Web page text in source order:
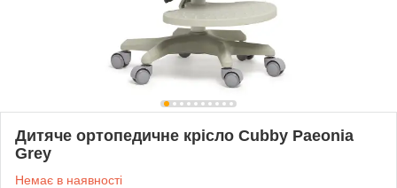
Дитяче ортопедичне крісло Cubby Paeonia
Grey
Немає в наявності